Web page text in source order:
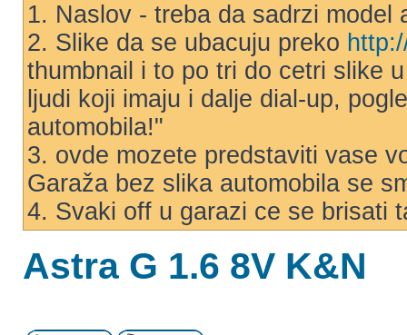
1. Naslov - treba da sadrzi model
2. Slike da se ubacuju preko
thumbnail i to po tri do cetri slike
ljudi koji imaju i dalje dial-up,
automobila!"
3. ovde mozete predstaviti vase
Garaža bez slika automobila se
4. Svaki off u garazi ce se brisati
Astra G 1.6 8V K&N